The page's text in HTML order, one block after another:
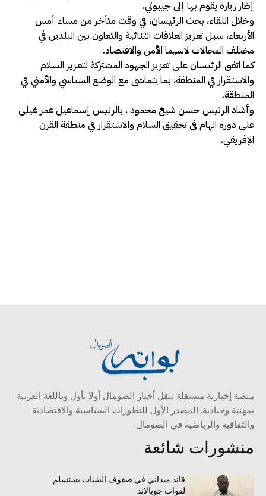
إظار زيارة يقوم بها إلى جيبوتي.
وخلال اللقاء، بحث الرئيسان، في وقت متأخر من مساء أمس
الأربعاء، سبل تعزيز العلاقات الثنائية والتعاون بين البلدين في
مختلف المجالات لاسيما الأمن والاقتصاد.
كما اتفق الرئيسان على تعزيز الجهود المشتركة لتعزيز السلام
والاستقرار في المنطقة، بما يتماشى مع الوضع السياسي والأمني ​​في
المنطقة.
وأشاد الرئيس حسن شيخ محمود ، بالرئيس إسماعيل عمر غيلي
على دوره الهام في تحقيق السلام والاستقرار في منطقة القرن
الإفريقي.
منصة إخبارية مستقلة تنقل أخبار الصومال أولا بأول وباللغة العربية
بمهنية وحيادية. المصدر الأول للتطورات السياسية والاقتصادية
والثقافية والرياضية في الصومال.
منشورات شائعة
قائد ميداني في صفوف الشباب يستسلم
لقوات جوبالاند